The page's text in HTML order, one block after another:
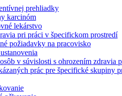
prehliadky
karcinóm
lekárstvo
pri práci v špecifickom prostredí
požiadavky na pracovisko
v súvislosti s ohrozením zdravia
prác pre špecifické skupiny